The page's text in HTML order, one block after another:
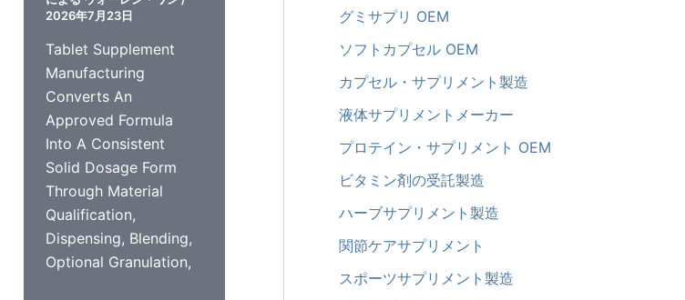
2026年7月23日
Tablet Supplement
Manufacturing
Converts An
Approved Formula
Into A Consistent
Solid Dosage Form
Through Material
Qualification,
Dispensing, Blending,
Optional Granulation,
グミサプリ OEM
ソフトカプセル OEM
カプセル・サプリメント製造
液体サプリメントメーカー
プロテイン・サプリメント OEM
ビタミン剤の受託製造
ハーブサプリメント製造
関節ケアサプリメント
スポーツサプリメント製造